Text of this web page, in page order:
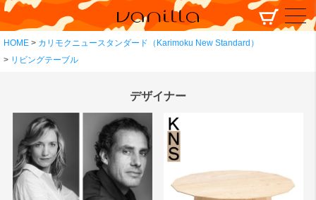
HOME
カリモクニュースタンダード（Karimoku New Standard）
リビングテーブル
デザイナー